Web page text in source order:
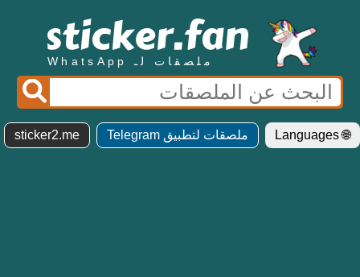
ملصقات لـ WhatsApp
🌐 Languages ملصقات لتطبيق Telegram sticker2.me